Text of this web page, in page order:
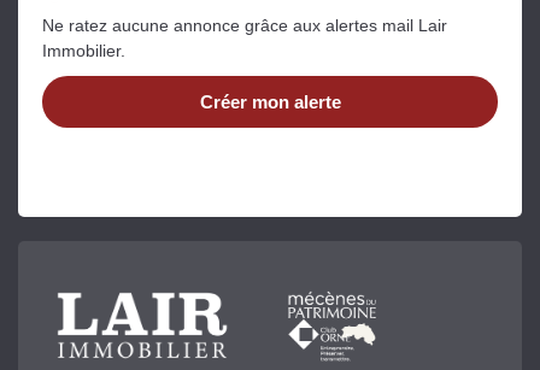
Ne ratez aucune annonce grâce aux alertes mail Lair
Immobilier.
Créer mon alerte